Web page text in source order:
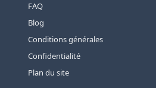
FAQ
Blog
Conditions générales
Confidentialité
Plan du site